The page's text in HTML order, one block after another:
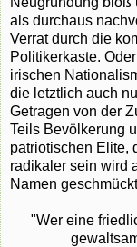
als durchaus
Verrat durch die
Politikerkaste.
irischen
die letztlich auch
Getragen von der
Teils Bevölkerung
patriotischen Elite,
radikaler sein wird
Namen
"Wer eine